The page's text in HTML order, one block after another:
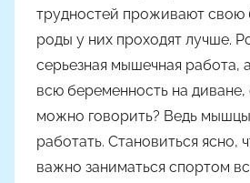
ю
к
трудностей проживают свою
роды у них проходят лучше.
серьезная мышечная работа,
всю беременность на
можно говорить? Ведь
работать. Становиться ясно,
важно заниматься спортом